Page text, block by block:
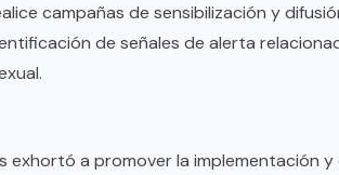
campañas de sensibilización y
de señales de alerta
exhortó a promover la implementación